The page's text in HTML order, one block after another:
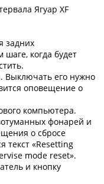
Ягуар XF
задних
когда будет
Выключать его нужно
оповещение о
компьютера.
фонарей и
о сбросе
текст «Resetting
mode reset».
и кнопку